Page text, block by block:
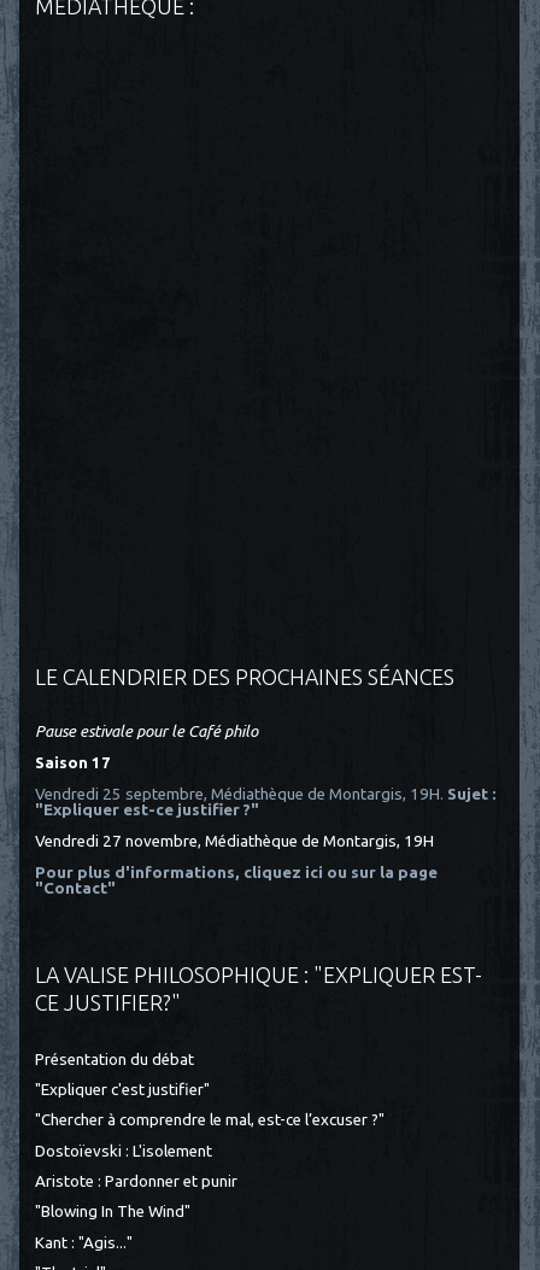
MÉDIATHÈQUE :
LE CALENDRIER DES PROCHAINES SÉANCES
Pause estivale pour le Café philo
Saison 17
Vendredi 25 septembre, Médiathèque de Montargis, 19H. Sujet :
"Expliquer est-ce justifier ?"
Vendredi 27 novembre, Médiathèque de Montargis, 19H
Pour plus d'informations, cliquez ici ou sur la page
"Contact"
LA VALISE PHILOSOPHIQUE : "EXPLIQUER EST-
CE JUSTIFIER?"
Présentation du débat
"Expliquer c'est justifier"
"Chercher à comprendre le mal, est-ce l’excuser ?"
Dostoïevski : L'isolement
Aristote : Pardonner et punir
"Blowing In The Wind"
Kant : "Agis..."